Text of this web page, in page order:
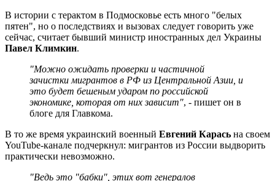
В истории с терактом в Подмосковье есть много "белых
пятен", но о последствиях и вызовах следует говорить уже
сейчас, считает бывший министр иностранных дел Украины
Павел Климкин.
"Можно ожидать проверки и частичной
зачистки мигрантов в РФ из Центральной Азии, и
это будет бешеным ударом по российской
экономике, которая от них зависит", - пишет он в
блоге для Главкома.
В то же время украинский военный Евгений Карась на своем
YouTube-канале подчеркнул: мигрантов из России выдворить
практически невозможно.
"Ведь это "бабки", этих вот генералов